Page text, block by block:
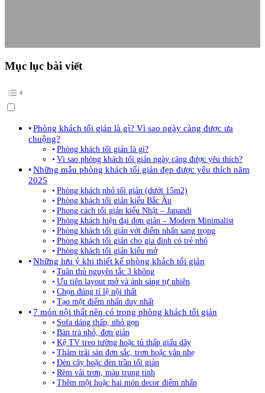
Mục lục bài viết
Phòng khách tối giản là gì? Vì sao ngày càng được ưa
chuộng?
Phòng khách tối giản là gì?
Vì sao phòng khách tối giản ngày càng được yêu thích?
Những mẫu phòng khách tối giản đẹp được yêu thích năm
2025
Phòng khách nhỏ tối giản (dưới 15m2)
Phòng khách tối giản kiểu Bắc Âu
Phong cách tối giản kiểu Nhật – Japandi
Phòng khách hiện đại đơn giản – Modern Minimalist
Phòng khách tối giản với điểm nhấn sang trọng
Phòng khách tối giản cho gia đình có trẻ nhỏ
Phòng khách tối giản kiểu mở
Những lưu ý khi thiết kế phòng khách tối giản
Tuân thủ nguyên tắc 3 không
Ưu tiên layout mở và ánh sáng tự nhiên
Chọn đúng tỉ lệ nội thất
Tạo một điểm nhấn duy nhất
7 món nội thất nên có trong phòng khách tối giản
Sofa dáng thấp, nhỏ gọn
Bàn trà nhỏ, đơn giản
Kệ TV treo tường hoặc tủ thấp giấu dây
Thảm trải sàn đơn sắc, trơn hoặc vân nhẹ
Đèn cây hoặc đèn trần tối giản
Rèm vải trơn, màu trung tính
Thêm một hoặc hai món decor điểm nhấn